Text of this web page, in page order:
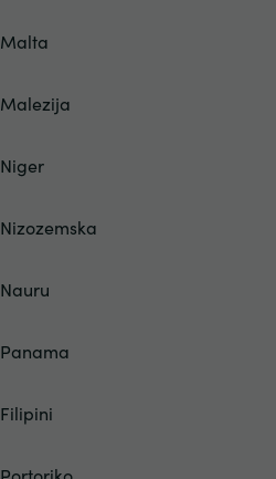
Malta
Malezija
Niger
Nizozemska
Nauru
Panama
Filipini